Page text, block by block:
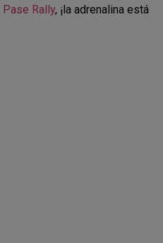
Pase Rally, ¡la adrenalina está